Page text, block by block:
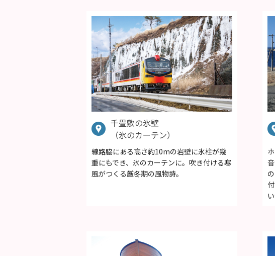
千畳敷の氷壁
（氷のカーテン）
線路脇にある高さ約10mの岩壁に氷柱が幾
重にもでき、氷のカーテンに。吹き付ける寒
風がつくる厳冬期の風物詩。